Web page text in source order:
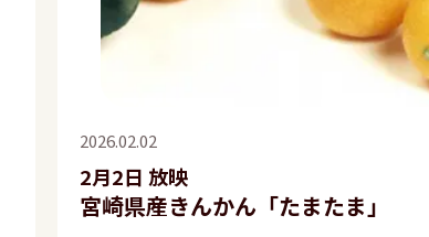
2026.02.02
2月2日 放映
宮崎県産きんかん「たまたま」